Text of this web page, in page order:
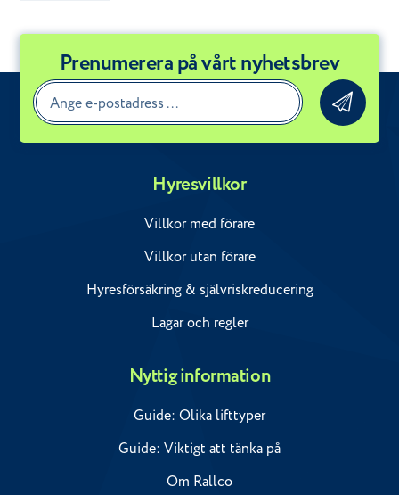
Prenumerera på vårt nyhetsbrev
Hyresvillkor
Villkor med förare
Villkor utan förare
Hyresförsäkring & självriskreducering
Lagar och regler
Nyttig information
Guide: Olika lifttyper
Guide: Viktigt att tänka på
Om Rallco